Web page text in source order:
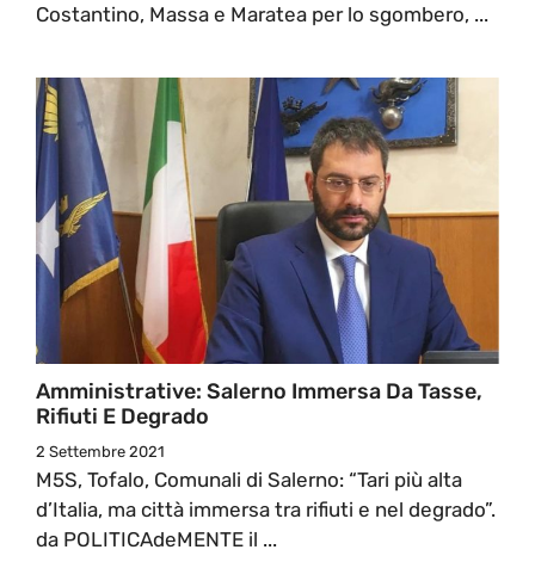
Costantino, Massa e Maratea per lo sgombero, ...
Amministrative: Salerno Immersa Da Tasse,
Rifiuti E Degrado
2 Settembre 2021
M5S, Tofalo, Comunali di Salerno: “Tari più alta
d’Italia, ma città immersa tra rifiuti e nel degrado”.
da POLITICAdeMENTE il ...